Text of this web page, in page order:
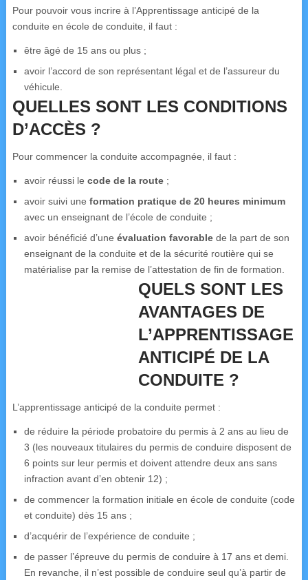
Pour pouvoir vous incrire à l’Apprentissage anticipé de la
conduite en école de conduite, il faut :
être âgé de 15 ans ou plus ;
avoir l’accord de son représentant légal et de l’assureur du
véhicule.
QUELLES SONT LES CONDITIONS
D’ACCÈS ?
Pour commencer la conduite accompagnée, il faut :
avoir réussi le code de la route;
avoir suivi une formation pratique de 20 heures minimum
avec un enseignant de l’école de conduite ;
avoir bénéficié d’une évaluation favorablede la part de son
enseignant de la conduite et de la sécurité routière qui se
matérialise par la remise de l’attestation de fin de formation.
QUELS SONT LES
AVANTAGES DE
L’APPRENTISSAGE
ANTICIPÉ DE LA
CONDUITE ?
L’apprentissage anticipé de la conduite permet :
de réduire la période probatoire du permis à 2 ans au lieu de
3 (les nouveaux titulaires du permis de conduire disposent de
6 points sur leur permis et doivent attendre deux ans sans
infraction avant d’en obtenir 12) ;
de commencer la formation initiale en école de conduite (code
et conduite) dès 15 ans ;
d’acquérir de l’expérience de conduite ;
de passer l’épreuve du permis de conduire à 17 ans et demi.
En revanche, il n’est possible de conduire seul qu’à partir de